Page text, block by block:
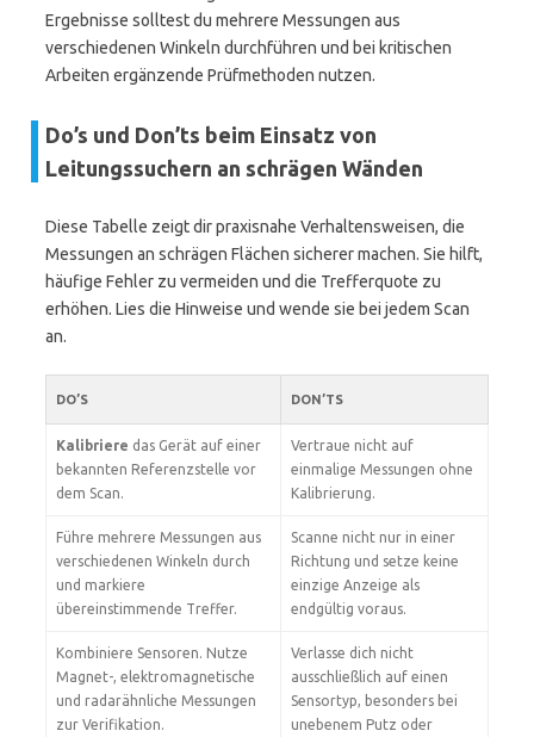
Ergebnisse solltest du mehrere Messungen aus
verschiedenen Winkeln durchführen und bei kritischen
Arbeiten ergänzende Prüfmethoden nutzen.
Do’s und Don’ts beim Einsatz von
Leitungssuchern an schrägen Wänden
Diese Tabelle zeigt dir praxisnahe Verhaltensweisen, die
Messungen an schrägen Flächen sicherer machen. Sie hilft,
häufige Fehler zu vermeiden und die Trefferquote zu
erhöhen. Lies die Hinweise und wende sie bei jedem Scan
an.
DO’S DON’TS
Kalibriere das Gerät auf einer
bekannten Referenzstelle vor
dem Scan.
Vertraue nicht auf
einmalige Messungen ohne
Kalibrierung.
Führe mehrere Messungen aus
verschiedenen Winkeln durch
und markiere
übereinstimmende Treffer.
Scanne nicht nur in einer
Richtung und setze keine
einzige Anzeige als
endgültig voraus.
Kombiniere Sensoren. Nutze
Magnet-, elektromagnetische
und radarähnliche Messungen
zur Verifikation.
Verlasse dich nicht
ausschließlich auf einen
Sensortyp, besonders bei
unebenem Putz oder